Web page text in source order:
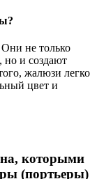
не только
но и создают
жалюзи легко
цвет и
которыми
(портьеры)